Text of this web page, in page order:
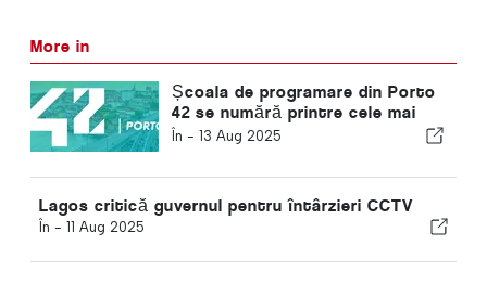
More in
Școala de programare din Porto
42 se numără printre cele mai
inovatoare universități din lume
În - 13 Aug 2025
Lagos critică guvernul pentru întârzieri CCTV
În - 11 Aug 2025